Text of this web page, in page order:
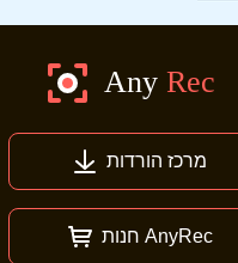
מרכז הורדות
חנות AnyRec